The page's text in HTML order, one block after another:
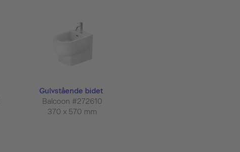
Gulvstående bidet
Balcoon #272610
370 x 570 mm